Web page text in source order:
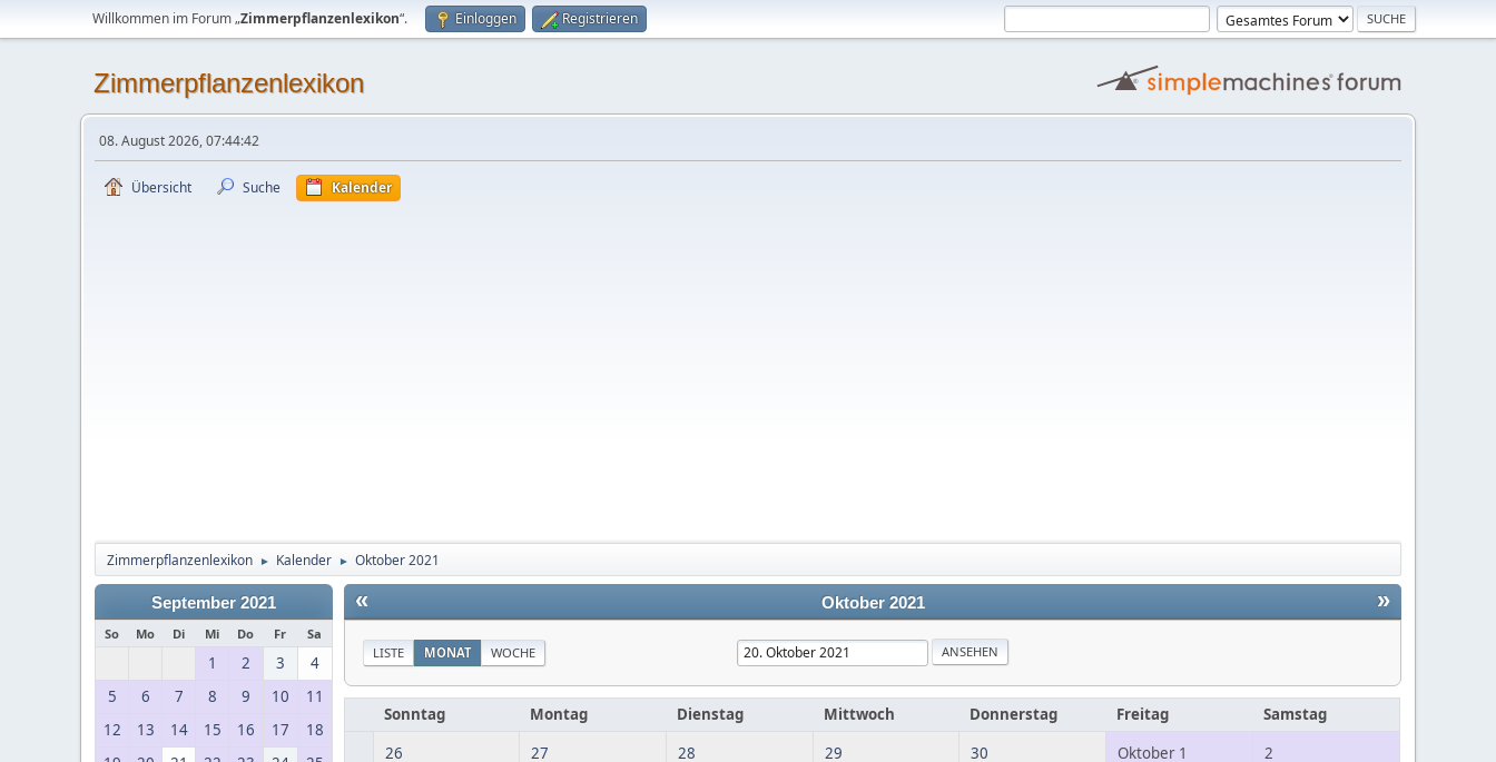
Willkommen im Forum „Zimmerpflanzenlexikon“. Einloggen Registrieren
Zimmerpflanzenlexikon
08. August 2026, 07:44:42
Übersicht Suche Kalender
Zimmerpflanzenlexikon ► Kalender ► Oktober 2021
September 2021
So Mo Di Mi Do Fr Sa
1 2 3
4
5
6 7 8 9 10
11
12
13 14 15 16 17
18
« »
Oktober 2021
LISTE MONAT WOCHE
Sonntag Montag Dienstag Mittwoch Donnerstag Freitag Samstag
26 27 28 29 30 Oktober 1 2